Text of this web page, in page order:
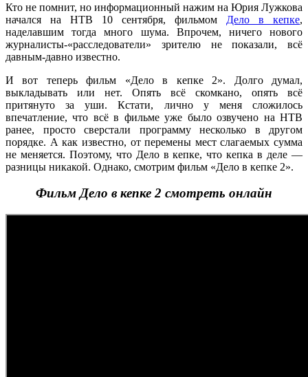
Кто не помнит, но информационный нажим на Юрия Лужкова
начался на НТВ 10 сентября, фильмом Дело в кепке,
наделавшим тогда много шума. Впрочем, ничего нового
журналисты-«расследователи» зрителю не показали, всё
давным-давно известно.
И вот теперь фильм «Дело в кепке 2». Долго думал,
выкладывать или нет. Опять всё скомкано, опять всё
притянуто за уши. Кстати, лично у меня сложилось
впечатление, что всё в фильме уже было озвучено на НТВ
ранее, просто сверстали программу несколько в другом
порядке. А как известно, от перемены мест слагаемых сумма
не меняется. Поэтому, что Дело в кепке, что кепка в деле —
разницы никакой. Однако, смотрим фильм «Дело в кепке 2».
Фильм Дело в кепке 2 смотреть онлайн